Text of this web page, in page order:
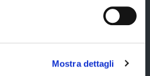
Mostra dettagli